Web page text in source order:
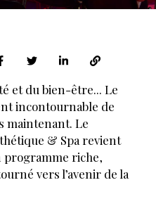
et du bien-être... Le
incontournable de
maintenant. Le
& Spa revient
programme riche,
vers l’avenir de la